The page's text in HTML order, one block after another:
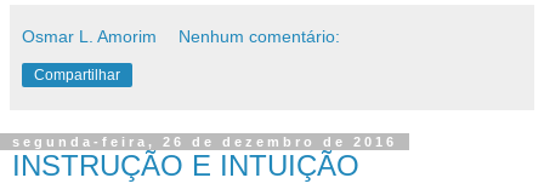
Osmar L. Amorim Nenhum comentário:
Compartilhar
segunda-feira, 26 de dezembro de 2016
INSTRUÇÃO E INTUIÇÃO